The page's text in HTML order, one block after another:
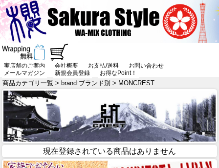
実店舗のご案内 会社概要 お支払/送料
お問い合わせ
メールマガジン
新規会員登録 お得なPoint！
商品カテゴリ一覧 > brand:ブランド別 > MONCREST
現在登録されている商品はありません